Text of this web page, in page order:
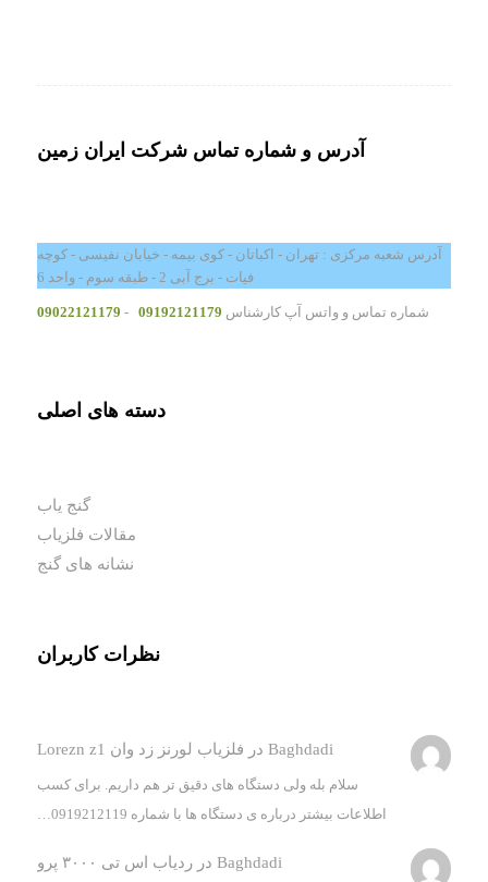
آدرس و شماره تماس شرکت ایران زمین
آدرس شعبه مرکزی : تهران - اکباتان - کوی بیمه - خیابان نفیسی - کوچه
فیات - برج آبی 2 - طبقه سوم - واحد 6
شماره تماس و واتس آپ کارشناس 09192121179
-
09022121179
دسته های اصلی
گنج یاب
مقالات فلزیاب
نشانه های گنج
نظرات کاربران
Baghdadi در فلزیاب لورنز زد وان Lorezn z1
سلام بله ولی دستگاه های دقیق تر هم داریم. برای کسب
اطلاعات بیشتر درباره ی دستگاه ها با شماره 0919212119…
Baghdadi درردیاب اس تی ۳۰۰۰ پرو